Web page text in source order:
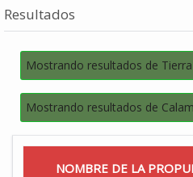
Resultados
Mostrando resultados de
Mostrando resultados de
NOMBRE DE LA